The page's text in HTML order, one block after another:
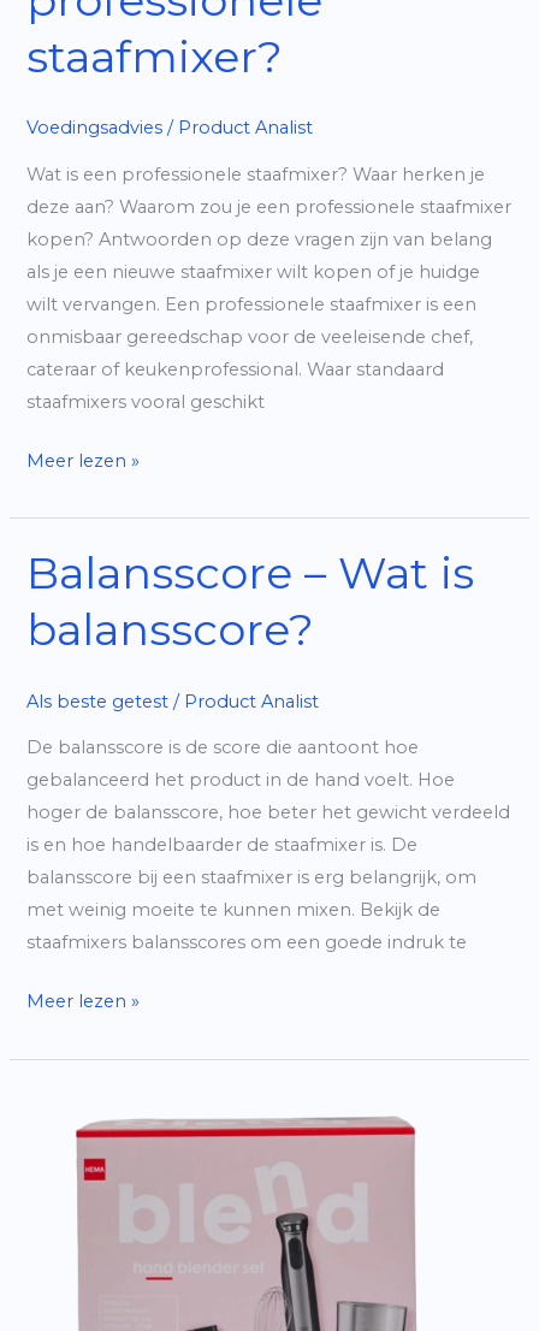
staafmixer?
Voedingsadvies / Product Analist
Wat is een professionele staafmixer? Waar herken je
deze aan? Waarom zou je een professionele staafmixer
kopen? Antwoorden op deze vragen zijn van belang
als je een nieuwe staafmixer wilt kopen of je huidge
wilt vervangen. Een professionele staafmixer is een
onmisbaar gereedschap voor de veeleisende chef,
cateraar of keukenprofessional. Waar standaard
staafmixers vooral geschikt
Wat
een
professionele
staafmixer?
Meer lezen »
Balansscore – Wat is
balansscore?
Als beste getest / Product Analist
De balansscore is de score die aantoont hoe
gebalanceerd het product in de hand voelt. Hoe
hoger de balansscore, hoe beter het gewicht verdeeld
is en hoe handelbaarder de staafmixer is. De
balansscore bij een staafmixer is erg belangrijk, om
met weinig moeite te kunnen mixen. Bekijk de
staafmixers balansscores om een goede indruk te
Balansscore
Wat
balansscore?
Meer lezen »